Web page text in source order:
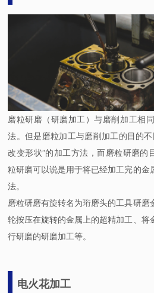
磨粒研磨（研磨加工）与磨削加工相
法。但是磨粒加工与磨削加工的目的
改变形状”的加工方法，而磨粒研磨的
粒研磨可以说是用于将已经加工完的金
法。
磨粒研磨有旋转名为珩磨头的工具研磨
轮按压在旋转的金属上的超精加工、将
行研磨的研磨加工等。
电火花加工